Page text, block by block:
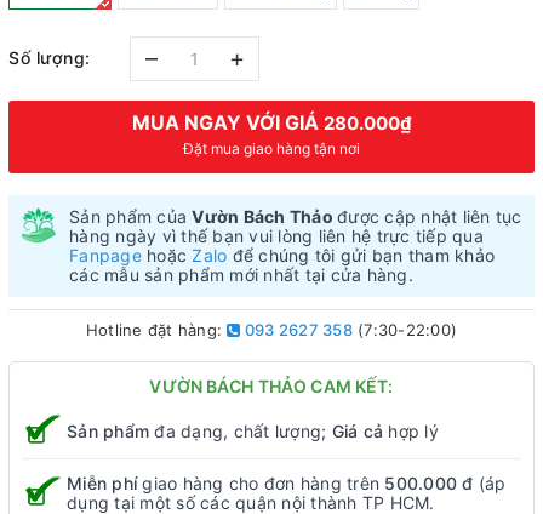
Số lượng: – +
MUA NGAY VỚI GIÁ 280.000₫
Đặt mua giao hàng tận nơi
Sản phẩm củaVườn Bách Thảo được cập nhật liên tục
hàng ngày vì thế bạn vui lòng liên hệ trực tiếp qua
FanpagehoặcZalo để chúng tôi gửi bạn tham khảo
các mẫu sản phẩm mới nhất tại cửa hàng.
Hotline đặt hàng: 093 2627 358(7:30-22:00)
VƯỜN BÁCH THẢO CAM KẾT:
Sản phẩm đa dạng, chất lượng; Giá cả hợp lý
Miễn phígiao hàng cho đơn hàng trên 500.000 đ (áp
dụng tại một số các quận nội thành TP HCM.